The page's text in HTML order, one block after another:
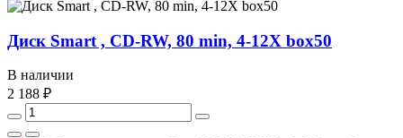
Диск Smart , CD-RW, 80 min, 4-12X box50
В наличии
2 188 ₽